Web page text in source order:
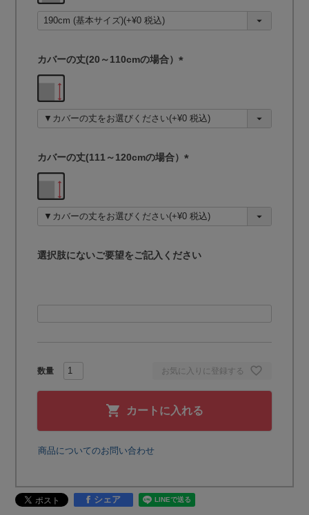
お気に入りに登録する
カートに入れる
須
)
カバーの丈(20～110cmの場合）
須
)
カバーの丈(111～120cmの場合）
須
)
選択肢にないご要望をご記入ください
商品についてのお問い合わせ
シェア